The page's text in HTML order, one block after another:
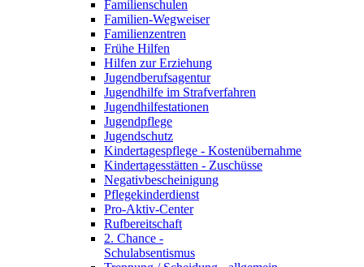
Familienschulen
Familien-Wegweiser
Familienzentren
Frühe Hilfen
Hilfen zur Erziehung
Jugendberufsagentur
Jugendhilfe im Strafverfahren
Jugendhilfestationen
Jugendpflege
Jugendschutz
Kindertagespflege - Kostenübernahme
Kindertagesstätten - Zuschüsse
Negativbescheinigung
Pflegekinderdienst
Pro-Aktiv-Center
Rufbereitschaft
2. Chance -
Schulabsentismus